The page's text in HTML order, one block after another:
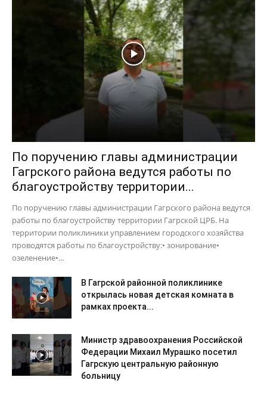
По поручению главы администрации
Гагрского района ведутся работы по
благоустройству территории...
По поручению главы администрации Гагрского района ведутся
работы по благоустройству территории Гагрской ЦРБ. На
территории поликлиники управлением городского хозяйства
проводятся работы по благоустройству:• зонирование•
озеленение•...
В Гагрской районной поликлинике
открылась новая детская комната в
рамках проекта...
Министр здравоохранения Российской
Федерации Михаил Мурашко посетил
Гагрскую центральную районную
больницу